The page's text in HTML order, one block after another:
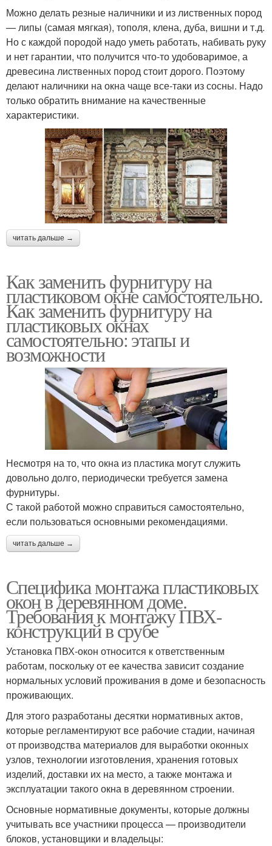
Можно делать резные наличники и из лиственных пород
— липы (самая мягкая), тополя, клена, дуба, вишни и т.д.
Но с каждой породой надо уметь работать, набивать руку
и нет гарантии, что получится что-то удобоваримое, а
древесина лиственных пород стоит дорого. Поэтому
делают наличники на окна чаще все-таки из сосны. Надо
только обратить внимание на качественные
характеристики.
читать дальше →
Как заменить фурнитуру на
пластиковом окне самостоятельно.
Как заменить фурнитуру на
пластиковых окнах
самостоятельно: этапы и
возможности
Несмотря на то, что окна из пластика могут служить
довольно долго, периодически требуется замена
фурнитуры.
С такой работой можно справиться самостоятельно,
если пользоваться основными рекомендациями.
читать дальше →
Специфика монтажа пластиковых
окон в деревянном доме.
Требования к монтажу ПВХ-
конструкций в срубе
Установка ПВХ-окон относится к ответственным
работам, поскольку от ее качества зависит создание
нормальных условий проживания в доме и безопасность
проживающих.
Для этого разработаны десятки нормативных актов,
которые регламентируют все рабочие стадии, начиная
от производства материалов для выработки оконных
узлов, технологии изготовления, хранения готовых
изделий, доставки их на место, а также монтажа и
эксплуатации такого окна в деревянном строении.
Основные нормативные документы, которые должны
учитывать все участники процесса — производители
блоков, установщики и владельцы: